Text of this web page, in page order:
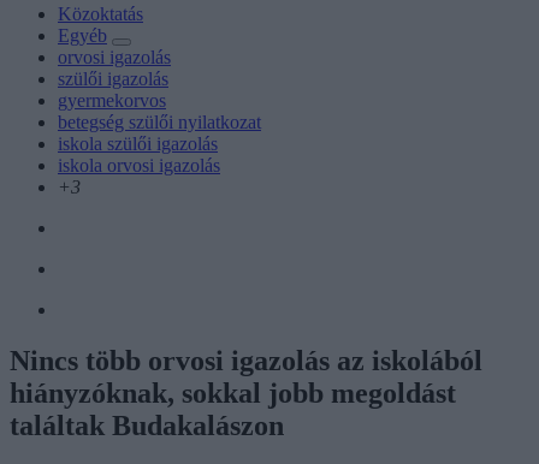
Közoktatás
Egyéb
orvosi igazolás
szülői igazolás
gyermekorvos
betegség szülői nyilatkozat
iskola szülői igazolás
iskola orvosi igazolás
+3
Nincs több orvosi igazolás az iskolából
hiányzóknak, sokkal jobb megoldást
találtak Budakalászon